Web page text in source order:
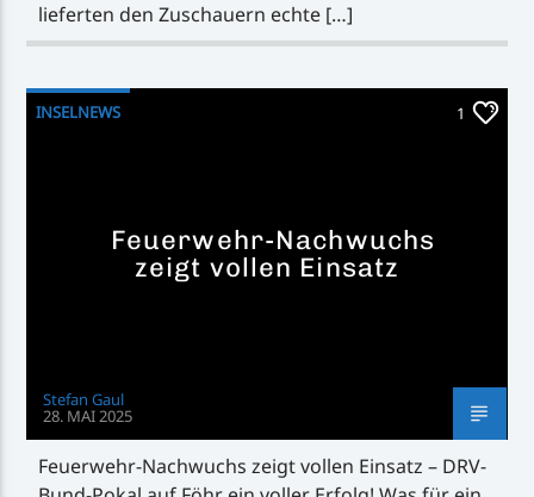
lieferten den Zuschauern echte […]
INSELNEWS 1
Feuerwehr-Nachwuchs
zeigt vollen Einsatz
Stefan Gaul
28. MAI 2025
Feuerwehr-Nachwuchs zeigt vollen Einsatz – DRV-